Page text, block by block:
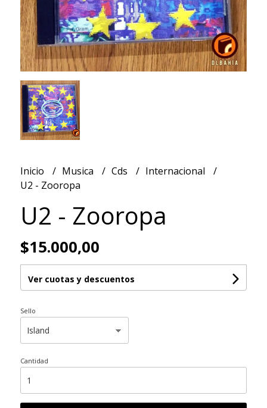
Inicio Musica Cds
Internacional
U2 - Zooropa
U2 - Zooropa
$15.000,00
Ver cuotas y descuentos
Sello
Cantidad